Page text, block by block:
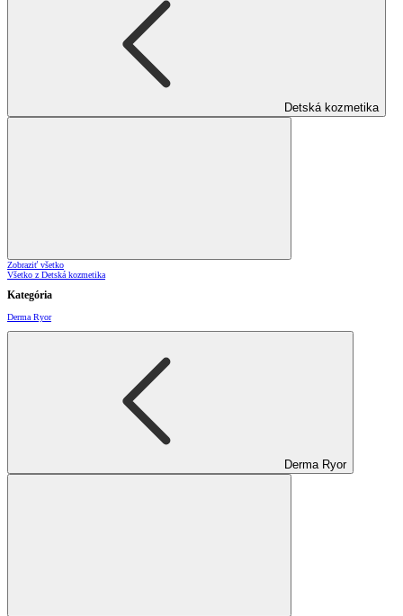
Detská kozmetika
Zobraziť všetko
Všetko z Detská kozmetika
Kategória
Derma Ryor
Derma Ryor